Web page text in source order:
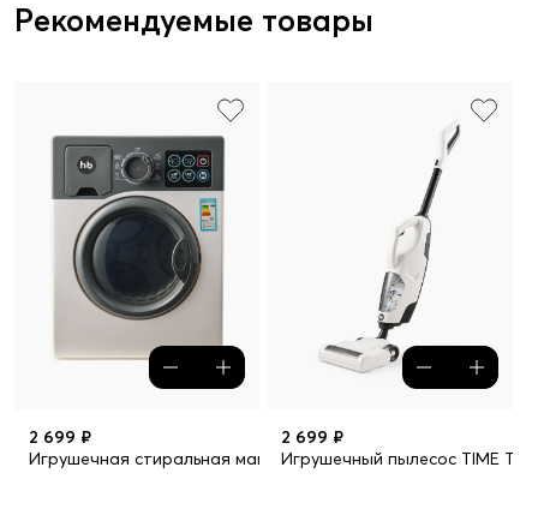
Рекомендуемые товары
2 699 ₽
Игрушечная стиральная машина SPIN TIME
2 699 ₽
Игрушечный пылесос TIME TO